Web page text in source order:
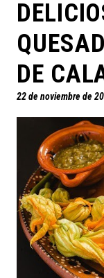
DE
22 de noviembre de